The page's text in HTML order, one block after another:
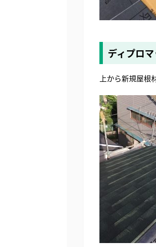
ディプロ
上から新規屋根